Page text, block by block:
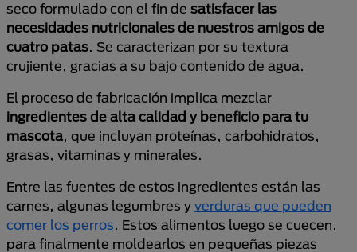
seco formulado con el fin de satisfacer las
necesidades nutricionales de nuestros amigos de
cuatro patas. Se caracterizan por su textura
crujiente, gracias a su bajo contenido de agua.
El proceso de fabricación implica mezclar
ingredientes de alta calidad y beneficio para tu
mascota, que incluyan proteínas, carbohidratos,
grasas, vitaminas y minerales.
Entre las fuentes de estos ingredientes están las
carnes, algunas legumbres y verduras que pueden
comer los perros. Estos alimentos luego se cuecen,
para finalmente moldearlos en pequeñas piezas